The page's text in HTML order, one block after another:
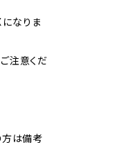
なりま
注意くだ
方は備考